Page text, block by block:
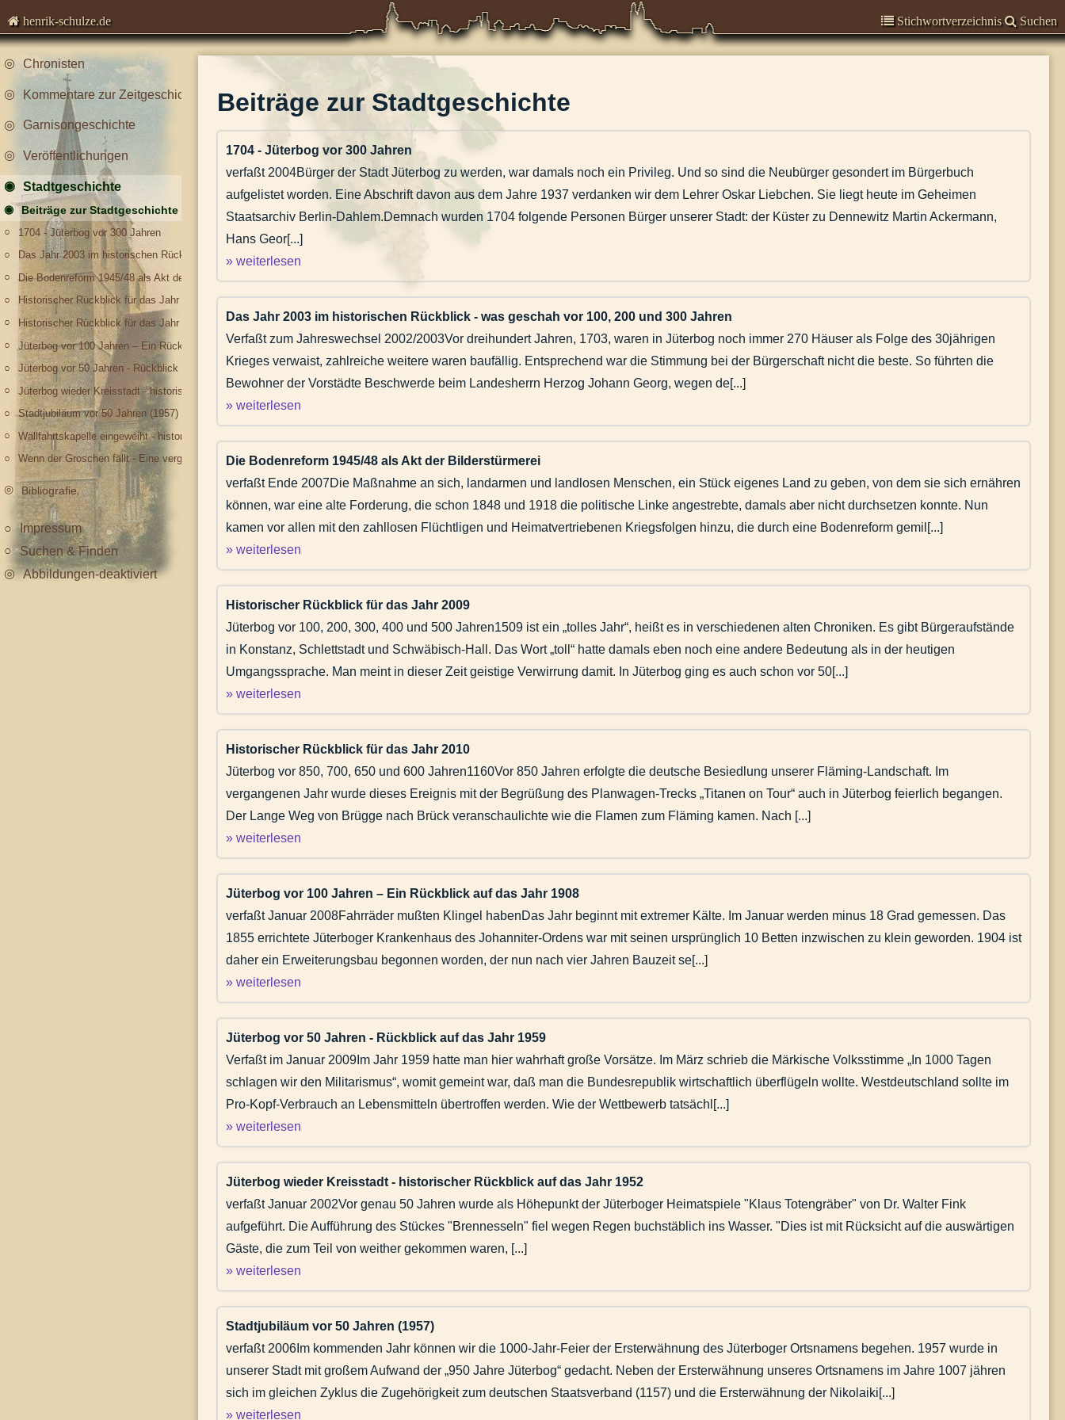
henrik-schulze.de Stichwortverzeichnis Suchen
Chronisten
Kommentare zur Zeitgeschichte
Garnisongeschichte
Veröffentlichungen
Stadtgeschichte
Beiträge zur Stadtgeschichte
1704 - Jüterbog vor 300 Jahren
Das Jahr 2003 im historischen Rückblick - was geschah vor 100, 200 und 300 Jahren
Die Bodenreform 1945/48 als Akt der Bilderstürmerei
Historischer Rückblick für das Jahr 2009
Historischer Rückblick für das Jahr 2010
Jüterbog vor 100 Jahren – Ein Rückblick auf das Jahr 1908
Jüterbog vor 50 Jahren - Rückblick auf das Jahr 1959
Jüterbog wieder Kreisstadt - historischer Rückblick auf das Jahr 1952
Stadtjubiläum vor 50 Jahren (1957)
Wallfahrtskapelle eingeweiht - historischer Rückblick auf das Jahr 1508
Wenn der Groschen fällt - Eine vergessene Münze
Bibliografie
Impressum
Suchen & Finden
Abbildungen-deaktiviert
Beiträge zur Stadtgeschichte
1704 - Jüterbog vor 300 Jahren
verfaßt 2004Bürger der Stadt Jüterbog zu werden, war damals noch ein Privileg. Und so sind die Neubürger gesondert im Bürgerbuch
aufgelistet worden. Eine Abschrift davon aus dem Jahre 1937 verdanken wir dem Lehrer Oskar Liebchen. Sie liegt heute im Geheimen
Staatsarchiv Berlin-Dahlem.Demnach wurden 1704 folgende Personen Bürger unserer Stadt: der Küster zu Dennewitz Martin Ackermann,
Hans Geor[...]
» weiterlesen
Das Jahr 2003 im historischen Rückblick - was geschah vor 100, 200 und 300 Jahren
Verfaßt zum Jahreswechsel 2002/2003Vor dreihundert Jahren, 1703, waren in Jüterbog noch immer 270 Häuser als Folge des 30jährigen
Krieges verwaist, zahlreiche weitere waren baufällig. Entsprechend war die Stimmung bei der Bürgerschaft nicht die beste. So führten die
Bewohner der Vorstädte Beschwerde beim Landesherrn Herzog Johann Georg, wegen de[...]
» weiterlesen
Die Bodenreform 1945/48 als Akt der Bilderstürmerei
verfaßt Ende 2007Die Maßnahme an sich, landarmen und landlosen Menschen, ein Stück eigenes Land zu geben, von dem sie sich ernähren
können, war eine alte Forderung, die schon 1848 und 1918 die politische Linke angestrebte, damals aber nicht durchsetzen konnte. Nun
kamen vor allen mit den zahllosen Flüchtligen und Heimatvertriebenen Kriegsfolgen hinzu, die durch eine Bodenreform gemil[...]
» weiterlesen
Historischer Rückblick für das Jahr 2009
Jüterbog vor 100, 200, 300, 400 und 500 Jahren1509 ist ein „tolles Jahr“, heißt es in verschiedenen alten Chroniken. Es gibt Bürgeraufstände
in Konstanz, Schlettstadt und Schwäbisch-Hall. Das Wort „toll“ hatte damals eben noch eine andere Bedeutung als in der heutigen
Umgangssprache. Man meint in dieser Zeit geistige Verwirrung damit. In Jüterbog ging es auch schon vor 50[...]
» weiterlesen
Historischer Rückblick für das Jahr 2010
Jüterbog vor 850, 700, 650 und 600 Jahren1160Vor 850 Jahren erfolgte die deutsche Besiedlung unserer Fläming-Landschaft. Im
vergangenen Jahr wurde dieses Ereignis mit der Begrüßung des Planwagen-Trecks „Titanen on Tour“ auch in Jüterbog feierlich begangen.
Der Lange Weg von Brügge nach Brück veranschaulichte wie die Flamen zum Fläming kamen. Nach [...]
» weiterlesen
Jüterbog vor 100 Jahren – Ein Rückblick auf das Jahr 1908
verfaßt Januar 2008Fahrräder mußten Klingel habenDas Jahr beginnt mit extremer Kälte. Im Januar werden minus 18 Grad gemessen. Das
1855 errichtete Jüterboger Krankenhaus des Johanniter-Ordens war mit seinen ursprünglich 10 Betten inzwischen zu klein geworden. 1904 ist
daher ein Erweiterungsbau begonnen worden, der nun nach vier Jahren Bauzeit se[...]
» weiterlesen
Jüterbog vor 50 Jahren - Rückblick auf das Jahr 1959
Verfaßt im Januar 2009Im Jahr 1959 hatte man hier wahrhaft große Vorsätze. Im März schrieb die Märkische Volksstimme „In 1000 Tagen
schlagen wir den Militarismus“, womit gemeint war, daß man die Bundesrepublik wirtschaftlich überflügeln wollte. Westdeutschland sollte im
Pro-Kopf-Verbrauch an Lebensmitteln übertroffen werden. Wie der Wettbewerb tatsächl[...]
» weiterlesen
Jüterbog wieder Kreisstadt - historischer Rückblick auf das Jahr 1952
verfaßt Januar 2002Vor genau 50 Jahren wurde als Höhepunkt der Jüterboger Heimatspiele "Klaus Totengräber" von Dr. Walter Fink
aufgeführt. Die Aufführung des Stückes "Brennesseln" fiel wegen Regen buchstäblich ins Wasser. "Dies ist mit Rücksicht auf die auswärtigen
Gäste, die zum Teil von weither gekommen waren, [...]
» weiterlesen
Stadtjubiläum vor 50 Jahren (1957)
verfaßt 2006Im kommenden Jahr können wir die 1000-Jahr-Feier der Ersterwähnung des Jüterboger Ortsnamens begehen. 1957 wurde in
unserer Stadt mit großem Aufwand der „950 Jahre Jüterbog“ gedacht. Neben der Ersterwähnung unseres Ortsnamens im Jahre 1007 jähren
sich im gleichen Zyklus die Zugehörigkeit zum deutschen Staatsverband (1157) und die Ersterwähnung der Nikolaiki[...]
» weiterlesen